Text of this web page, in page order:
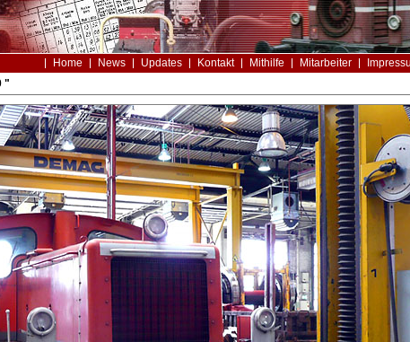
Home News Updates Kontakt Mithilfe Mitarbeiter
"